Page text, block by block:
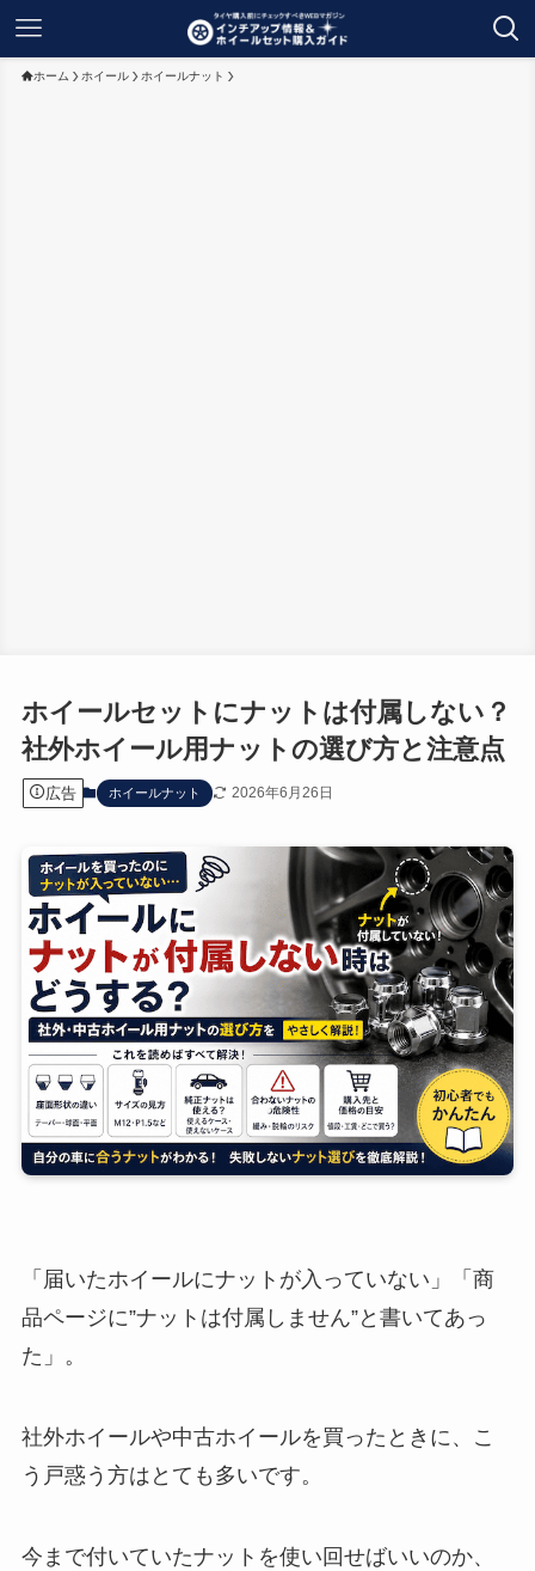
ホーム ホイール ホイールナット
ホイールセットにナットは付属しない？
社外ホイール用ナットの選び方と注意点
広告 ホイールナット 2026年6月26日
「届いたホイールにナットが入っていない」「商
品ページに”ナットは付属しません”と書いてあっ
た」。
社外ホイールや中古ホイールを買ったときに、こ
う戸惑う方はとても多いです。
今まで付いていたナットを使い回せばいいのか、